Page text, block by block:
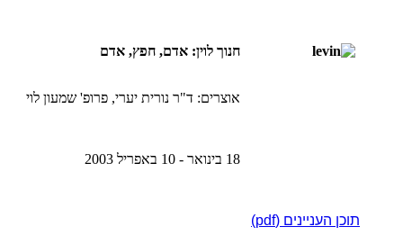
חנוך לוין: אדם, חפץ, אדם
אוצרים: ד"ר נורית יערי, פרופ' שמעון לוי
18 בינואר - 10 באפריל 2003
תוכן העניינים (pdf)